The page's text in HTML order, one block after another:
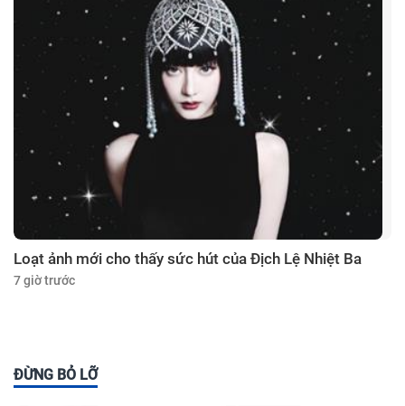
Loạt ảnh mới cho thấy sức hút của Địch Lệ Nhiệt Ba
7 giờ trước
ĐỪNG BỎ LỠ